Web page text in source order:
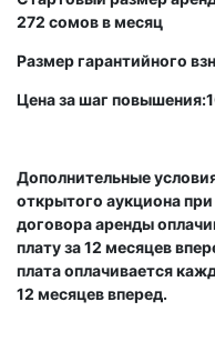
272 сомов в месяц
Размер гарантийного
Цена за шаг
Дополнительные
открытого аукциона
договора аренды
плату за 12 месяцев
плата оплачивается
12 месяцев вперед.